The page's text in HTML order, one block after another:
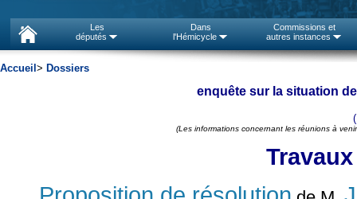
Les
députés
Dans
l'Hémicycle
Commissions et
autres instances
Accueil > Dossiers
enquête sur la situation
(Les informations concernant les réunions à